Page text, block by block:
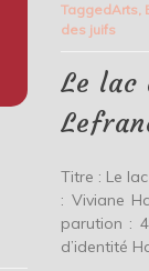
TaggedArts,
des juifs
Le lac
Titre : Le
: Viviane
parution :
d’identité